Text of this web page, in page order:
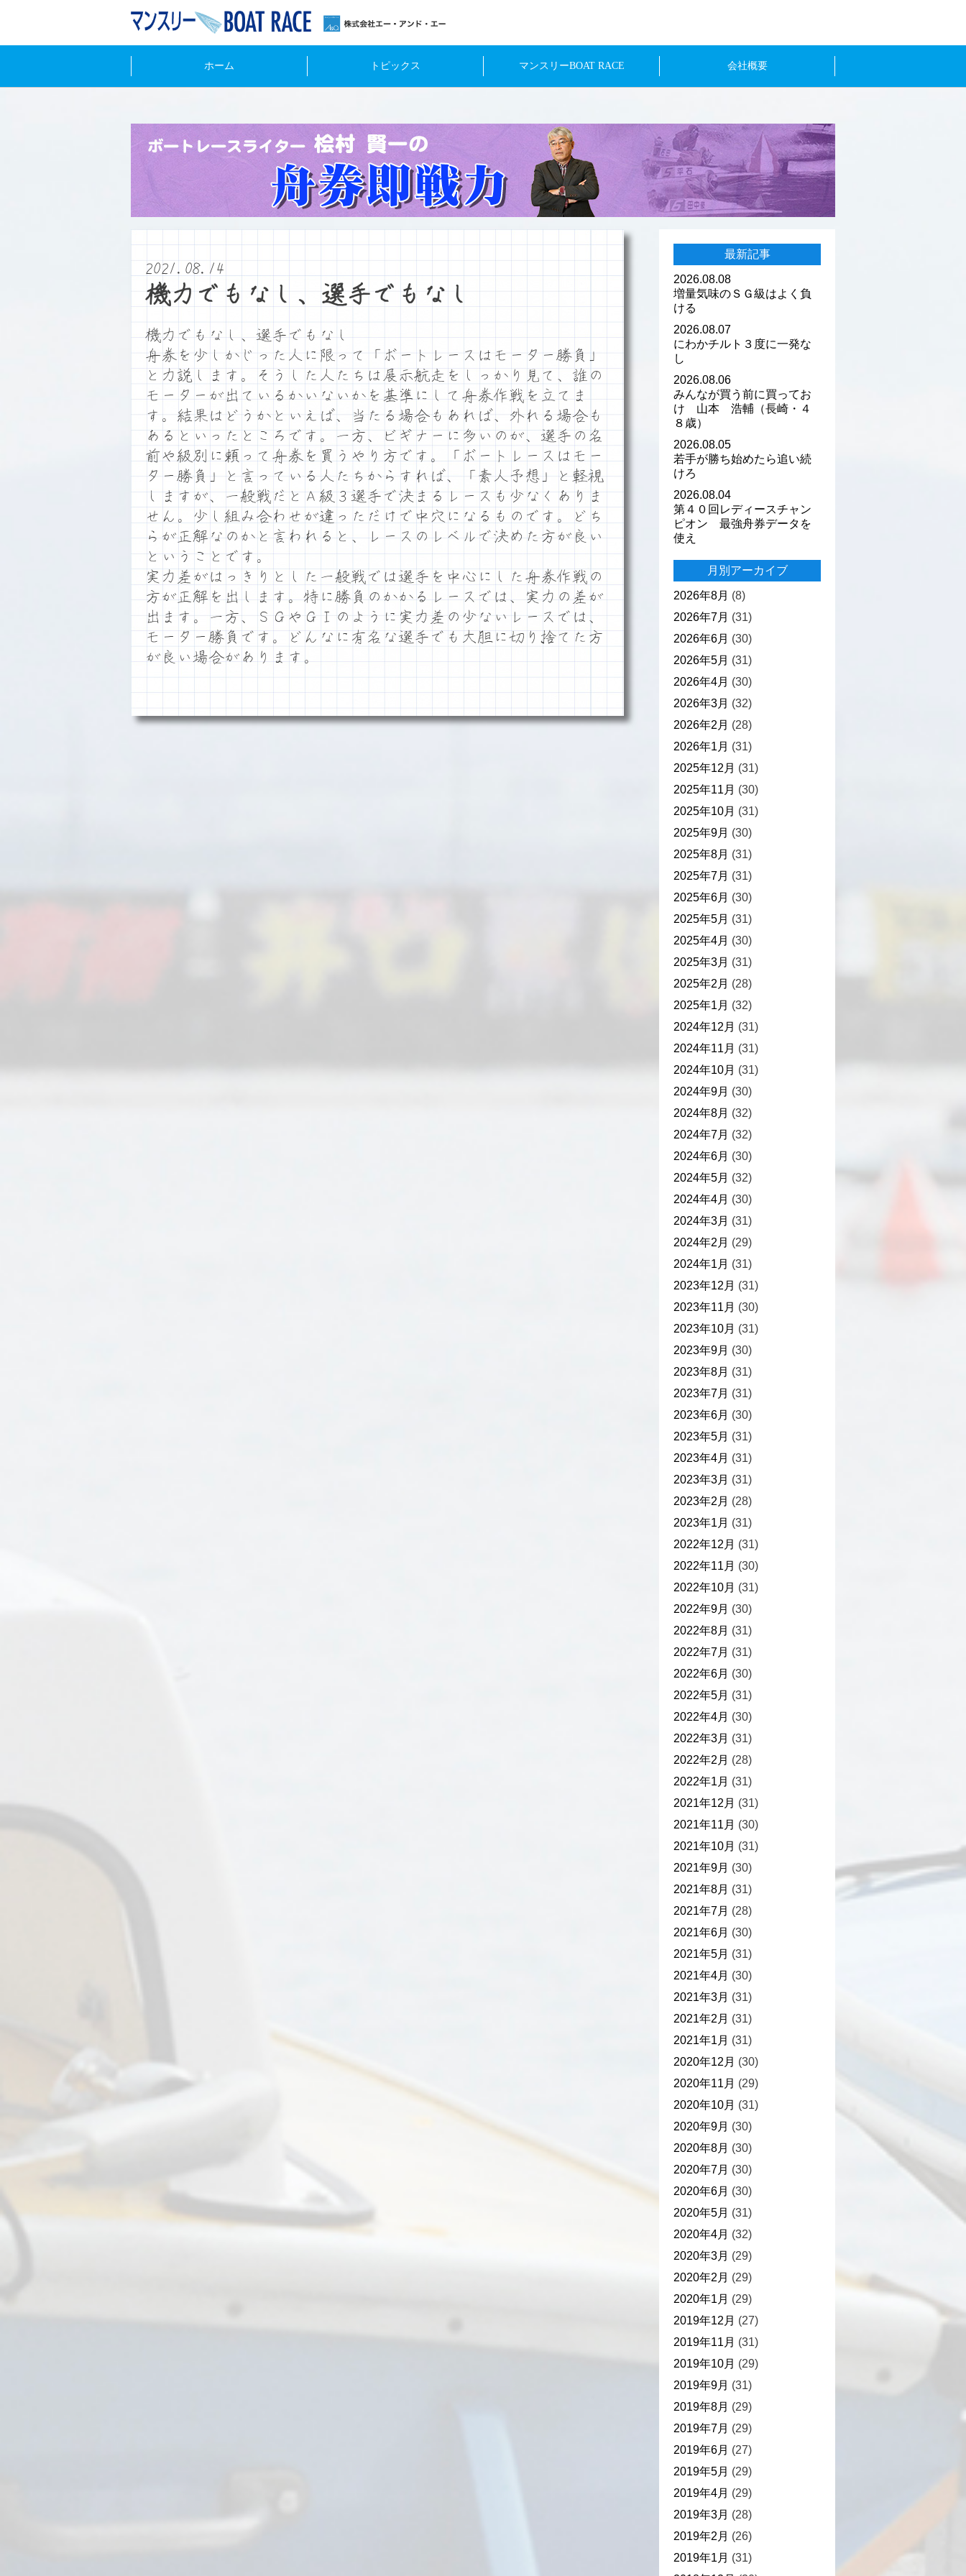
ホーム トピックス マンスリーBOAT RACE 会社概要
2021.08.14
機力でもなし、選手でもなし
機力でもなし、選手でもなし
舟券を少しかじった人に限って「ボートレースはモーター勝負」
と力説します。そうした人たちは展示航走をしっかり見て、誰の
モーターが出ているかいないかを基準にして舟券作戦を立てま
す。結果はどうかといえば、当たる場合もあれば、外れる場合も
あるといったところです。一方、ビギナーに多いのが、選手の名
前や級別に頼って舟券を買うやり方です。「ボートレースはモー
ター勝負」と言っている人たちからすれば、「素人予想」と軽視
しますが、一般戦だとＡ級３選手で決まるレースも少なくありま
せん。少し組み合わせが違っただけで中穴になるものです。どち
らが正解なのかと言われると、レースのレベルで決めた方が良い
ということです。
実力差がはっきりとした一般戦では選手を中心にした舟券作戦の
方が正解を出します。特に勝負のかかるレースでは、実力の差が
出ます。一方、ＳＧやＧⅠのように実力差の少ないレースでは、
モーター勝負です。どんなに有名な選手でも大胆に切り捨てた方
が良い場合があります。
最新記事
2026.08.08
増量気味のＳＧ級はよく負
ける
2026.08.07
にわかチルト３度に一発な
し
2026.08.06
みんなが買う前に買ってお
け 山本 浩輔（長崎・４
８歳）
2026.08.05
若手が勝ち始めたら追い続
けろ
2026.08.04
第４０回レディースチャン
ピオン 最強舟券データを
使え
月別アーカイブ
2026年8月 (8)
2026年7月 (31)
2026年6月 (30)
2026年5月 (31)
2026年4月 (30)
2026年3月 (32)
2026年2月 (28)
2026年1月 (31)
2025年12月 (31)
2025年11月 (30)
2025年10月 (31)
2025年9月 (30)
2025年8月 (31)
2025年7月 (31)
2025年6月 (30)
2025年5月 (31)
2025年4月 (30)
2025年3月 (31)
2025年2月 (28)
2025年1月 (32)
2024年12月 (31)
2024年11月 (31)
2024年10月 (31)
2024年9月 (30)
2024年8月 (32)
2024年7月 (32)
2024年6月 (30)
2024年5月 (32)
2024年4月 (30)
2024年3月 (31)
2024年2月 (29)
2024年1月 (31)
2023年12月 (31)
2023年11月 (30)
2023年10月 (31)
2023年9月 (30)
2023年8月 (31)
2023年7月 (31)
2023年6月 (30)
2023年5月 (31)
2023年4月 (31)
2023年3月 (31)
2023年2月 (28)
2023年1月 (31)
2022年12月 (31)
2022年11月 (30)
2022年10月 (31)
2022年9月 (30)
2022年8月 (31)
2022年7月 (31)
2022年6月 (30)
2022年5月 (31)
2022年4月 (30)
2022年3月 (31)
2022年2月 (28)
2022年1月 (31)
2021年12月 (31)
2021年11月 (30)
2021年10月 (31)
2021年9月 (30)
2021年8月 (31)
2021年7月 (28)
2021年6月 (30)
2021年5月 (31)
2021年4月 (30)
2021年3月 (31)
2021年2月 (31)
2021年1月 (31)
2020年12月 (30)
2020年11月 (29)
2020年10月 (31)
2020年9月 (30)
2020年8月 (30)
2020年7月 (30)
2020年6月 (30)
2020年5月 (31)
2020年4月 (32)
2020年3月 (29)
2020年2月 (29)
2020年1月 (29)
2019年12月 (27)
2019年11月 (31)
2019年10月 (29)
2019年9月 (31)
2019年8月 (29)
2019年7月 (29)
2019年6月 (27)
2019年5月 (29)
2019年4月 (29)
2019年3月 (28)
2019年2月 (26)
2019年1月 (31)